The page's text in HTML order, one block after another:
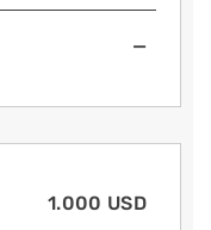
—
1.000 USD